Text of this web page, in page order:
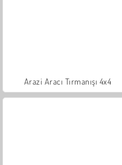
Arazi Aracı Tırmanışı 4x4